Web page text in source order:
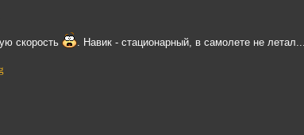
скорость . Навик - стационарный, в самолете не